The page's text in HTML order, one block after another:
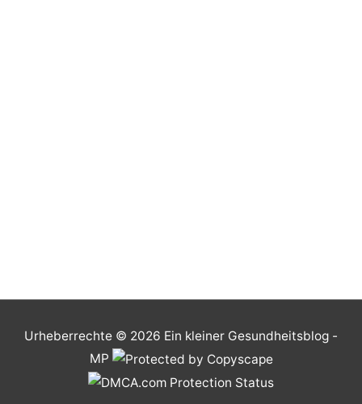
Urheberrechte © 2026 Ein kleiner Gesundheitsblog -
MP